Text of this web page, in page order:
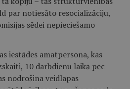
par notiesāto resocializāciju,
sēdei nepieciešamo
iestādes amatpersona, kas
10 darbdienu laikā pēc
nodrošina veidlapas